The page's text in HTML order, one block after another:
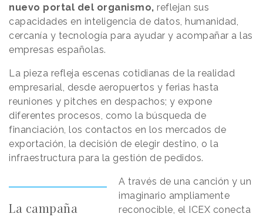
nuevo portal del organismo, reflejan sus
capacidades en inteligencia de datos, humanidad,
cercanía y tecnología para ayudar y acompañar a las
empresas españolas.
La pieza refleja escenas cotidianas de la realidad
empresarial, desde aeropuertos y ferias hasta
reuniones y pitches en despachos; y expone
diferentes procesos, como la búsqueda de
financiación, los contactos en los mercados de
exportación, la decisión de elegir destino, o la
infraestructura para la gestión de pedidos.
La campaña
A través de una canción y un
imaginario ampliamente
reconocible, el ICEX conecta